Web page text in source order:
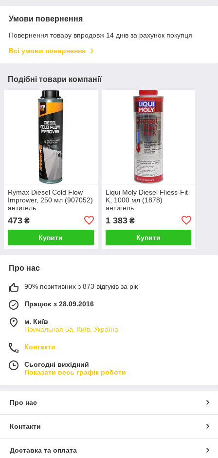
Умови повернення
Повернення товару впродовж 14 днів за рахунок покупця
Всі умови повернення
Подібні товари компанії
Rymax Diesel Cold Flow
Imprower, 250 мл (907052)
антигель
473 ₴
Купити
Liqui Moly Diesel Fliess-Fit
K, 1000 мл (1878)
антигель
1 383₴
Купити
Про нас
90% позитивних з 873 відгуків за рік
Працює з 28.09.2016
м. Київ
Причальная 5а, Київ, Україна
Контакти
Сьогодні вихідний
Показати весь графік роботи
Про нас
Контакти
Доставка та оплата